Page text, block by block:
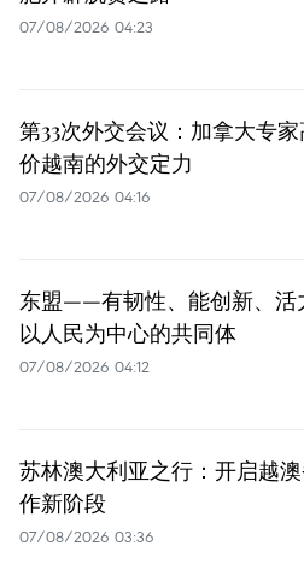
07/08/2026 04:23
第33次外交会议：加拿大专
价越南的外交定力
07/08/2026 04:16
东盟——有韧性、能创新、活
以人民为中心的共同体
07/08/2026 04:12
苏林澳大利亚之行：开启越
作新阶段
07/08/2026 03:36